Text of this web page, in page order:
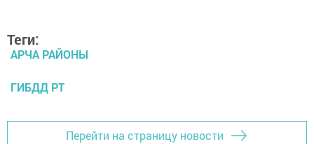
Теги:
АРЧА РАЙОНЫ
ГИБДД РТ
Перейти на страницу новости